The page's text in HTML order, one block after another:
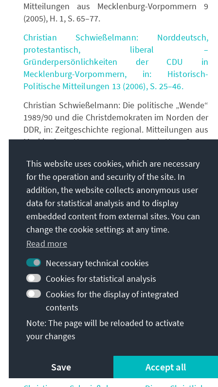
Mitteilungen aus Mecklenburg-Vorpommern 9
(2005), H. 1, S. 65–77.
Christian Schwießelmann: Norddeutsch,
protestantisch, liberal –
Gründerpersönlichkeiten der CDU in
Mecklenburg-Vorpommern, in: Historisch-
Politische Mitteilungen 13 (2006), S. 25–46.
Christian Schwießelmann: Die politische „Wende“
1989/90 und die Christdemokraten im Norden der
DDR, in: Zeitgeschichte regional. Mitteilungen aus
Mecklenburg-Vorpommern 12 (2008), H. 2, S. 89–
Christian Schwießelmann: Zwischen
Fremdsteuerung und Mitverantwortung:
Innenansichten der CDU im Norden der DDR, in:
Historisch-Politische Mitteilungen 16 (2009), S.
109–153.
Christian Schwießelmann: Blockflöten im
der Gründung bis zur Gegenwart, in: Deutschland
Archiv 42 (2009), S. 414–424.
Christian Schwießelmann: Die CDU im Norden der
DDR 1952 bis 1961. Ein Blick hinter die Kulissen
einer Blockpartei in den Bezirken
Neubrandenburg, Rostock und Schwerin, in:
Zeitgeschichte regional. Mitteilungen aus
Mecklenburg-Vorpommern 13 (2009), H. 1, S. 37–
This website uses cookies, which are necessary
for the operation and security of the site. In
addition, the website collects anonymous user
data for statistical analysis and to display
embedded content from external sites. You can
change the cookie settings at any time.
Read more
Necessary technical cookies
Cookies for statistical analysis
Cookies for the display of integrated
contents
Note: The page will be reloaded to activate
your changes
Save Accept all